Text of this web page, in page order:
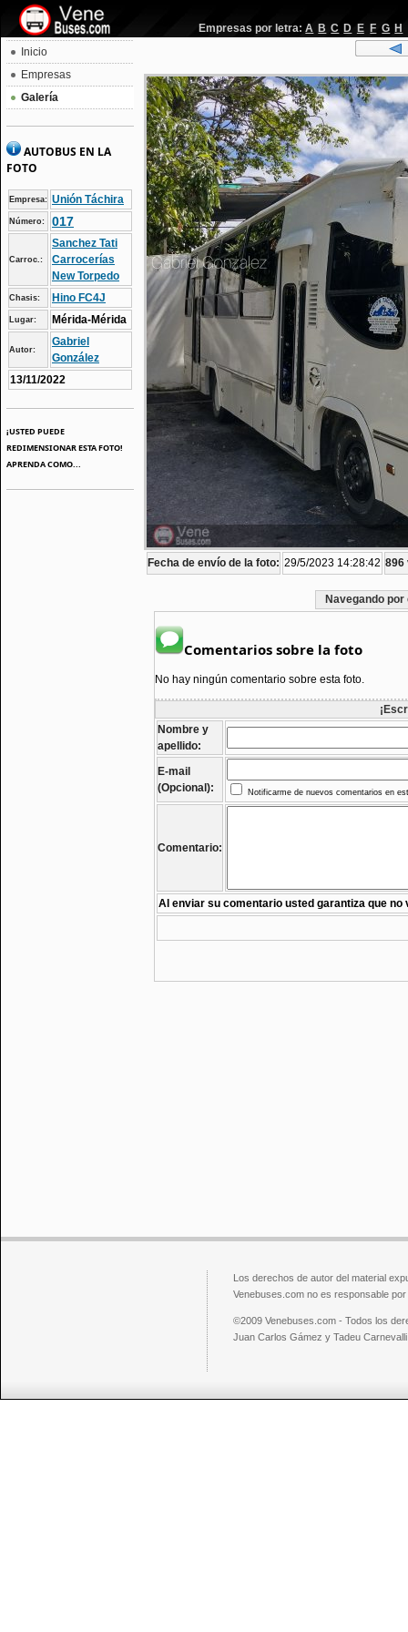
Empresas por letra: A B C D E F G H
Inicio
Empresas
Galería
AUTOBUS EN LA
FOTO
Empresa: Unión Táchira
Número: 017
Carroc.:
Sanchez Tati
Carrocerías
New Torpedo
Chasis: Hino FC4J
Lugar: Mérida-Mérida
Autor:
Gabriel
González
13/11/2022
¡USTED PUEDE
REDIMENSIONAR ESTA FOTO!
APRENDA COMO...
Fecha de envío de la foto: 29/5/2023 14:28:42 896
Navegando
Comentarios sobre la foto
No hay ningún comentario sobre esta foto.
Nombre y
apellido:
E-mail
(Opcional):
Notificarme de nuevos comentarios en
Comentario:
Al enviar su comentario usted garantiza que no
Los derechos de autor del material
Venebuses.com no es responsable
©2009 Venebuses.com - Todos los
Juan Carlos Gámez y Tadeu Carnevalli